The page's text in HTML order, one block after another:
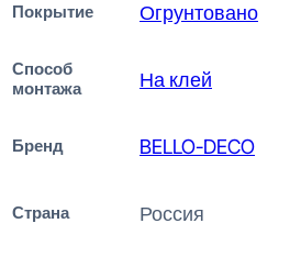
Покрытие Огрунтовано
Способ
монтажа
На клей
Бренд BELLO-DECO
Страна Россия